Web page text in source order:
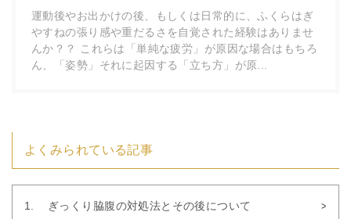
運動後やお出かけの後、もしくは日常的に、ふくらはぎ
やすねの張り感や重だるさを自覚された経験はありませ
んか？？ これらは「単純な疲労」が原因な場合はもちろ
ん、「姿勢」それに起因する「立ち方」が原...
よくみられている記事
ぎっくり脇腹の対処法とその後について